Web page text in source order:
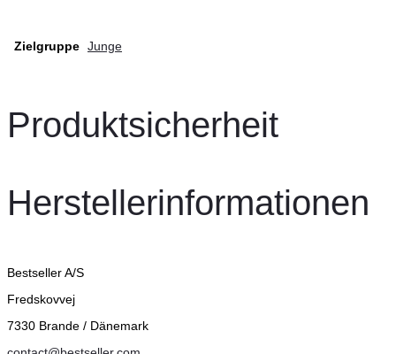
Zielgruppe Junge
Produktsicherheit
Herstellerinformationen
Bestseller A/S
Fredskovvej
7330 Brande / Dänemark